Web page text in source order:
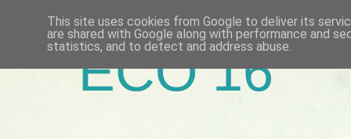
ECO 16
This site uses cookies from Google to deliver its
are shared with Google along with performance and
statistics, and to detect and address abuse.